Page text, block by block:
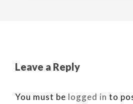
Leave a Reply
You must be logged in to